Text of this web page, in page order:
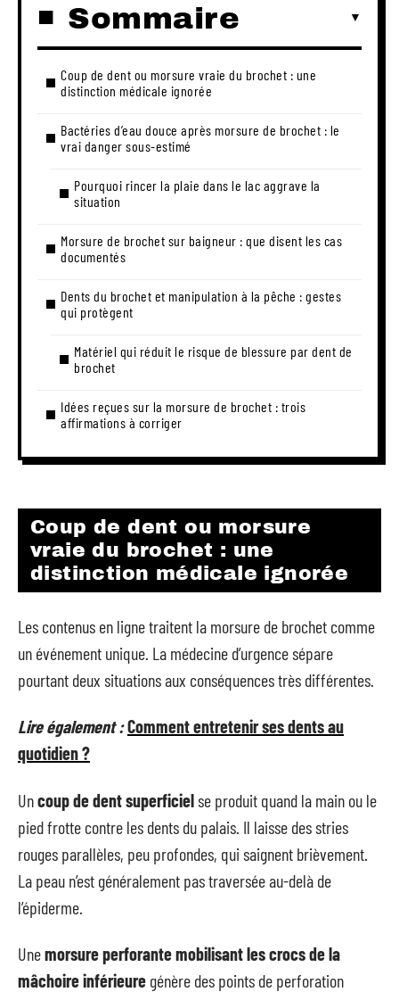
Sommaire
Coup de dent ou morsure vraie du brochet : une
distinction médicale ignorée
Bactéries d’eau douce après morsure de brochet : le
vrai danger sous-estimé
Pourquoi rincer la plaie dans le lac aggrave la
situation
Morsure de brochet sur baigneur : que disent les cas
documentés
Dents du brochet et manipulation à la pêche : gestes
qui protègent
Matériel qui réduit le risque de blessure par dent de
brochet
Idées reçues sur la morsure de brochet : trois
affirmations à corriger
Coup de dent ou morsure
vraie du brochet : une
distinction médicale ignorée
Les contenus en ligne traitent la morsure de brochet comme
un événement unique. La médecine d’urgence sépare
pourtant deux situations aux conséquences très différentes.
Lire également :Comment entretenir ses dents au
quotidien ?
Uncoup de dent superficielse produit quand la main ou le
pied frotte contre les dents du palais. Il laisse des stries
rouges parallèles, peu profondes, qui saignent brièvement.
La peau n’est généralement pas traversée au-delà de
l’épiderme.
Unemorsure perforante mobilisant les crocs de la
mâchoire inférieure génère des points de perforation